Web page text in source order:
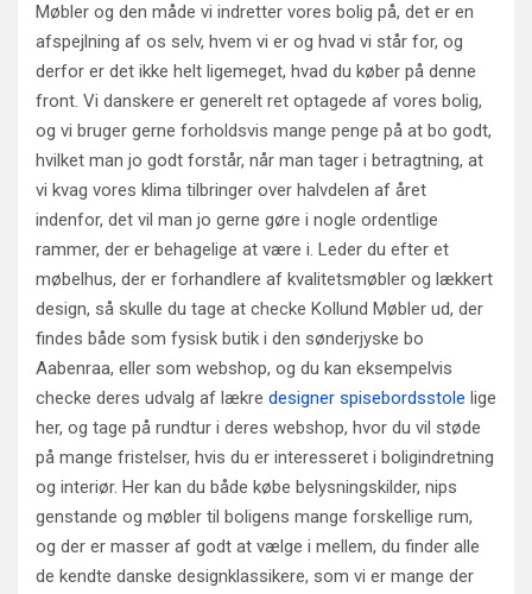
Møbler og den måde vi indretter vores bolig på, det er en
afspejlning af os selv, hvem vi er og hvad vi står for, og
derfor er det ikke helt ligemeget, hvad du køber på denne
front. Vi danskere er generelt ret optagede af vores bolig,
og vi bruger gerne forholdsvis mange penge på at bo godt,
hvilket man jo godt forstår, når man tager i betragtning, at
vi kvag vores klima tilbringer over halvdelen af året
indenfor, det vil man jo gerne gøre i nogle ordentlige
rammer, der er behagelige at være i. Leder du efter et
møbelhus, der er forhandlere af kvalitetsmøbler og lækkert
design, så skulle du tage at checke Kollund Møbler ud, der
findes både som fysisk butik i den sønderjyske bo
Aabenraa, eller som webshop, og du kan eksempelvis
checke deres udvalg af lækre designer spisebordsstole lige
her, og tage på rundtur i deres webshop, hvor du vil støde
på mange fristelser, hvis du er interesseret i boligindretning
og interiør. Her kan du både købe belysningskilder, nips
genstande og møbler til boligens mange forskellige rum,
og der er masser af godt at vælge i mellem, du finder alle
de kendte danske designklassikere, som vi er mange der